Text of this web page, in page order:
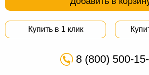
Купить в 1 клик
8 (800) 500-